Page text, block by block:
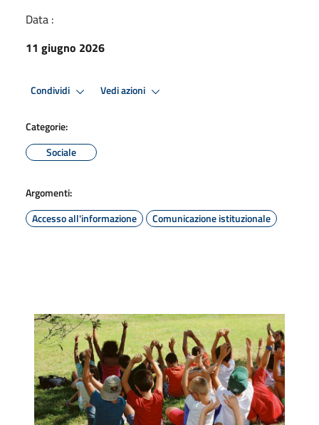
Data :
11 giugno 2026
Condividi Vedi azioni
Categorie:
Sociale
Argomenti:
Accesso all'informazione
Comunicazione istituzionale